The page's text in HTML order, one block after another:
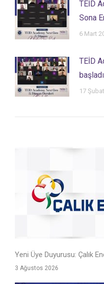
TEİD
Sona
6 Mart
TEİD
17
Yeni Üye Duyurusu: Çalık
3 Ağustos 2026